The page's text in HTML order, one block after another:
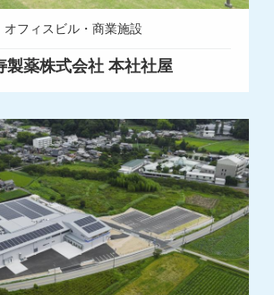
オフィスビル・商業施設
製薬株式会社 本社社屋